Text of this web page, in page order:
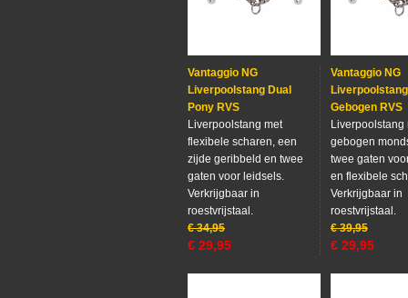
Vantaggio NG
Liverpoolstang Dual
Pony RVS
Liverpoolstang met
flexibele scharen, een
zijde geribbeld en twee
gaten voor leidsels.
Verkrijgbaar in
roestvrijstaal.
€ 34,95
€ 29,95
Vantaggio NG
Liverpoolstang
Gebogen RVS
Liverpoolstang
gebogen
twee gaten
en flexibele
Verkrijgbaar in
roestvrijstaal.
€ 39,95
€ 29,95